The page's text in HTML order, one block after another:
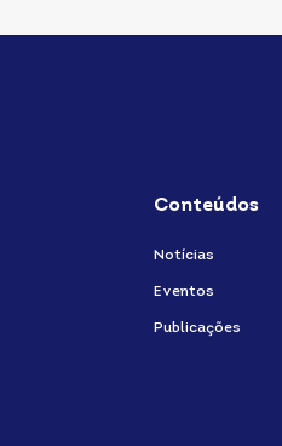
Conteúdos
Notícias
Eventos
Publicações